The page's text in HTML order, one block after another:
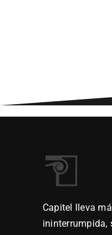
Capitel lleva
ininterrumpida,